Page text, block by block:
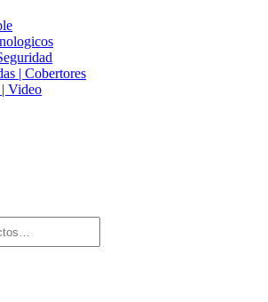
| Cobertores
Video